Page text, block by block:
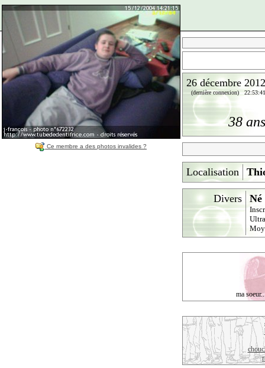
Ce membre a des photos invalides ?
26 décembre 2012
(dernière connexion) 22:53:41
38 ans
Localisation
Divers Né
ma